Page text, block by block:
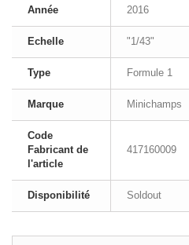
Année 2016
Echelle "1/43"
Type Formule 1
Marque Minichamps
Code
Fabricant de
l'article
417160009
Disponibilité Soldout